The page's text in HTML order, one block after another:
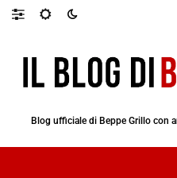
Blog ufficiale di Beppe Grillo con